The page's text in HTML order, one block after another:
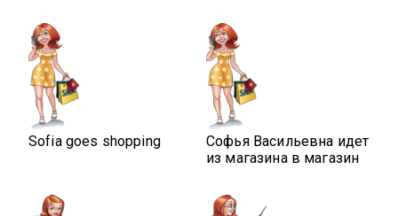
Sofia goes shopping
Софья Васильевна идет
из магазина в магазин